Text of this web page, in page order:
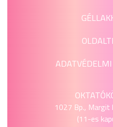
1027 Bp., Margit
(11-es